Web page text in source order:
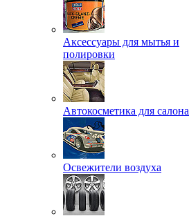
Аксессуары для мытья и
полировки
Автокосметика для салона
Освежители воздуха